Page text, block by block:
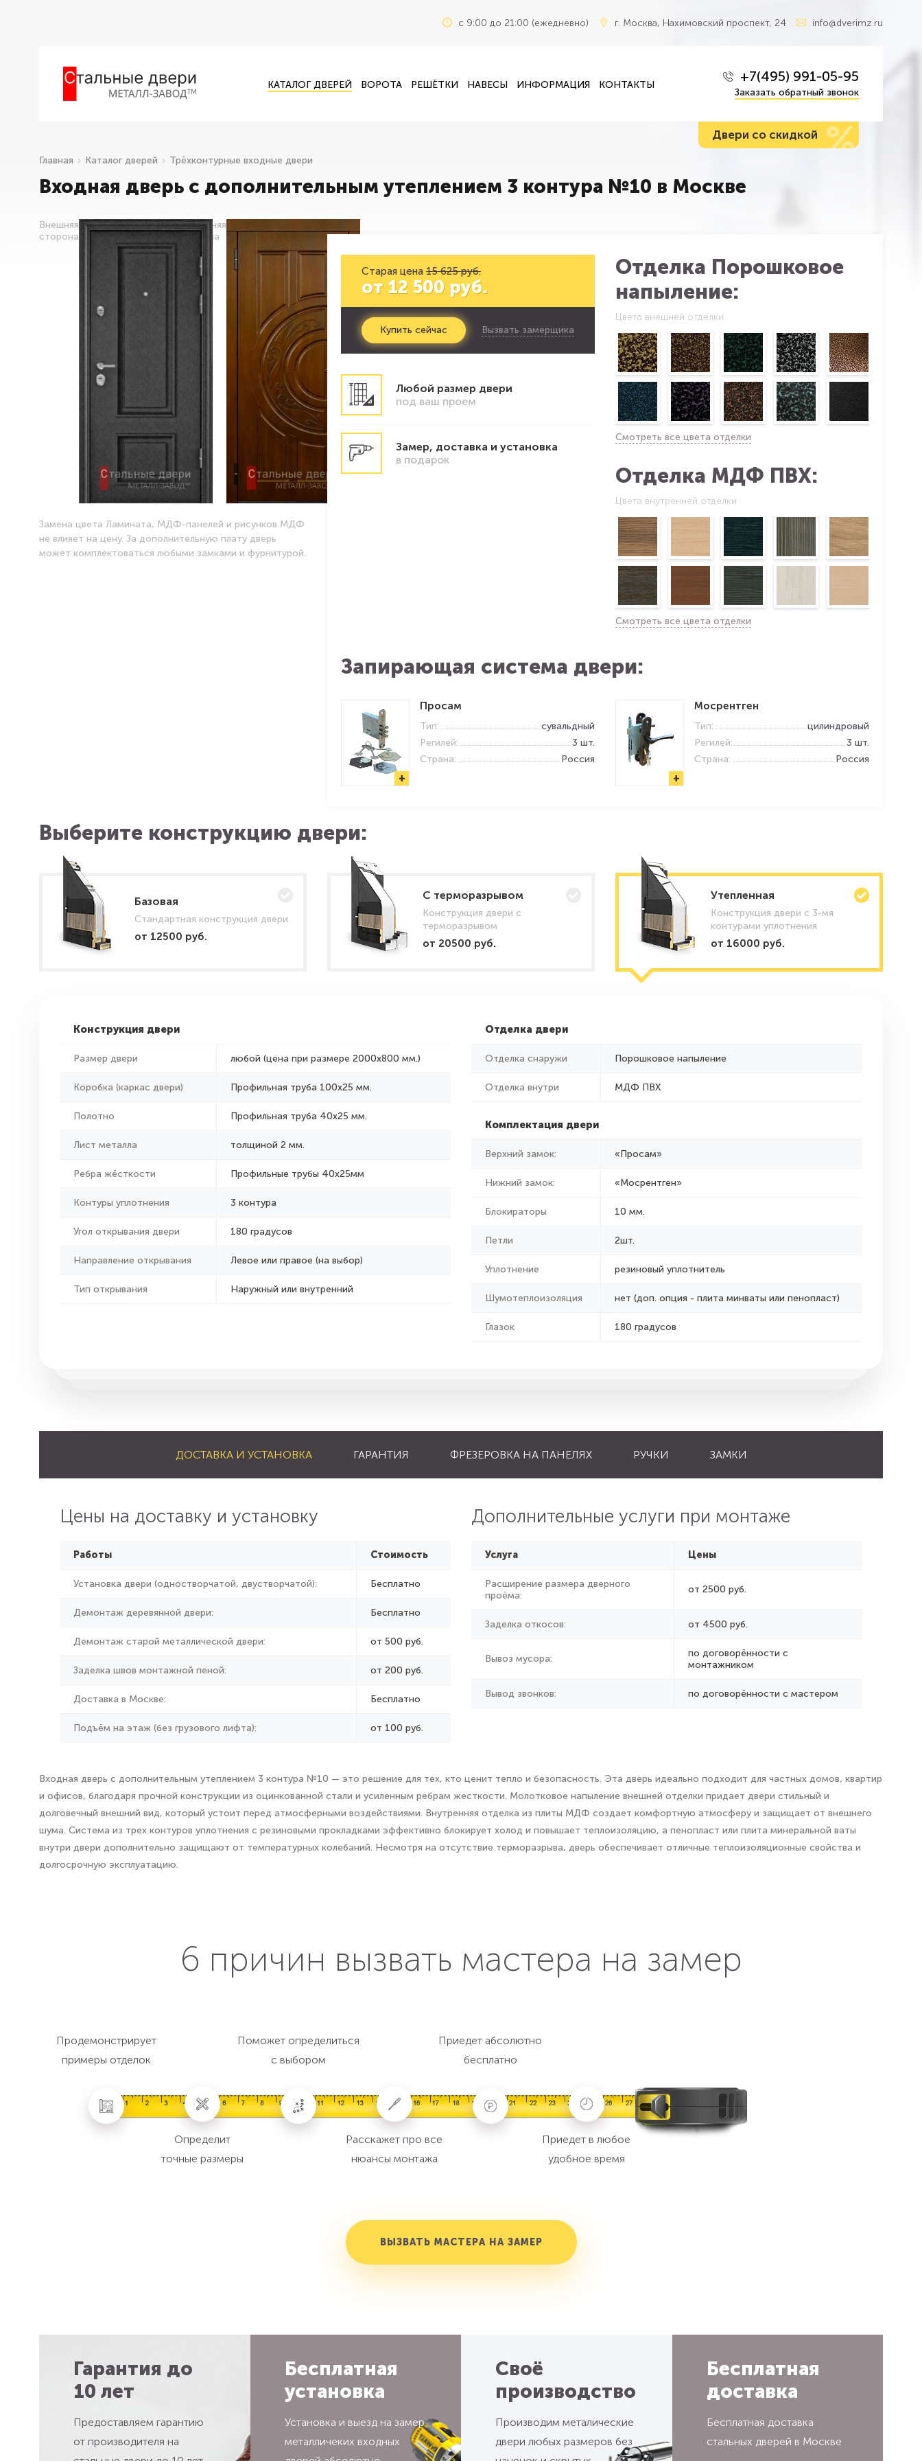
c 9:00 до 21:00 (ежедневно) г. Москва, Нахимовский проспект, 24 info@dverimz.ru
КАТАЛОГ ДВЕРЕЙ ВОРОТА РЕШЁТКИ НАВЕСЫ ИНФОРМАЦИЯ КОНТАКТЫ +7(495) 991-05-95
Заказать обратный звонок
Двери со скидкой %
Входная дверь с дополнительным утеплением 3 контура №10 в Москве
Главная Каталог дверей Трёхконтурные входные двери
Внешняя
сторона
Внутренняя
сторона
Замена цвета Ламината, МДФ-панелей и рисунков МДФ
не влияет на цену. За дополнительную плату дверь
может комплектоваться любыми замками и фурнитурой.
Старая цена 15 625 руб.
от 12 500 руб.
Купить сейчас Вызвать замерщика
Любой размер двери
под ваш проем
Замер, доставка и установка
в подарок
Отделка Порошковое
напыление:
Цвета внешней отделки
Смотреть все цвета отделки
Отделка МДФ ПВХ:
Цвета внутренней отделки
Смотреть все цвета отделки
Запирающая система двери:
+
Просам
Тип:
сувальдный
Регилей:
3 шт.
Страна:
Россия
+
Мосрентген
Тип:
цилиндровый
Регилей:
3 шт.
Страна:
Россия
Выберите конструкцию двери:
Базовая
Стандартная конструкция двери
от 12500 руб.
C терморазрывом
Конструкция двери с
терморазрывом
от 20500 руб.
Утепленная
Конструкция двери с 3-мя
контурами уплотнения
от 16000 руб.
Конструкция двери
Размер двери любой (цена при размере 2000x800 мм.)
Коробка (каркас двери) Профильная труба 100х25 мм.
Полотно Профильная труба 40х25 мм.
Лист металла толщиной 2 мм.
Ребра жёсткости Профильные трубы 40х25мм
Контуры уплотнения 3 контура
Угол открывания двери 180 градусов
Направление открывания Левое или правое (на выбор)
Тип открывания Наружный или внутренний
Отделка двери
Отделка снаружи Порошковое напыление
Отделка внутри МДФ ПВХ
Комплектация двери
Верхний замок: «Просам»
Нижний замок: «Мосрентген»
Блокираторы 10 мм.
Петли 2шт.
Уплотнение резиновый уплотнитель
Шумотеплоизоляция нет (доп. опция - плита минваты или пенопласт)
Глазок 180 градусов
ДОСТАВКА И УСТАНОВКА ГАРАНТИЯ ФРЕЗЕРОВКА НА ПАНЕЛЯХ РУЧКИ ЗАМКИ
Цены на доставку и установку
Работы Стоимость
Установка двери (одностворчатой, двустворчатой): Бесплатно
Демонтаж деревянной двери: Бесплатно
Демонтаж старой металлической двери: от 500 руб.
Заделка швов монтажной пеной: от 200 руб.
Доставка в Москве: Бесплатно
Подъём на этаж (без грузового лифта): от 100 руб.
Дополнительные услуги при монтаже
Услуга Цены
Расширение размера дверного
проёма:
от 2500 руб.
Заделка откосов: от 4500 руб.
Вывоз мусора:
по договорённости с
монтажником
Вывод звонков: по договорённости с мастером
Входная дверь с дополнительным утеплением 3 контура №10 — это решение для тех, кто ценит тепло и безопасность. Эта дверь идеально подходит для частных домов, квартир
и офисов, благодаря прочной конструкции из оцинкованной стали и усиленным ребрам жесткости. Молотковое напыление внешней отделки придает двери стильный и
долговечный внешний вид, который устоит перед атмосферными воздействиями. Внутренняя отделка из плиты МДФ создает комфортную атмосферу и защищает от внешнего
шума. Система из трех контуров уплотнения с резиновыми прокладками эффективно блокирует холод и повышает теплоизоляцию, а пенопласт или плита минеральной ваты
внутри двери дополнительно защищают от температурных колебаний. Несмотря на отсутствие терморазрыва, дверь обеспечивает отличные теплоизоляционные свойства и
долгосрочную эксплуатацию.
6 причин вызвать мастера на замер
Продемонстрирует
примеры отделок
Определит
точные размеры
Поможет определиться
с выбором
Расскажет про все
нюансы монтажа
Приедет абсолютно
бесплатно
Приедет в любое
удобное время
ВЫЗВАТЬ МАСТЕРА НА ЗАМЕР
Гарантия до
10 лет
Предоставляем гарантию
от производителя на
Бесплатная
установка
Установка и выезд на замер
металличеких входных
Своё
производство
Производим металические
двери любых размеров без
Бесплатная
доставка
Бесплатная доставка
стальных дверей в Москве